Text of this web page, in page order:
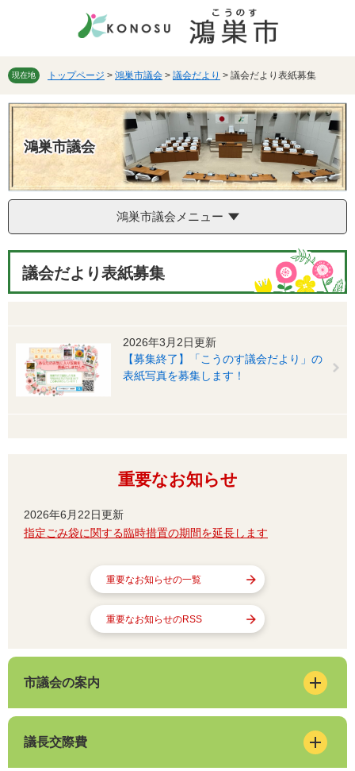
先
で
す。
を
ば
へ
現在地 トップページ > 鴻巣市議会 > 議会だより > 議会だより表紙募集
鴻巣市議会
鴻巣市議会メニュー
議会だより表紙募集
2026年3月2日更新
【募集終了】「こうのす議会だより」の
表紙写真を募集します！
重要なお知らせ
2026年6月22日更新
指定ごみ袋に関する臨時措置の期間を延長します
重要なお知らせの一覧
重要なお知らせのRSS
市議会の案内
議長交際費